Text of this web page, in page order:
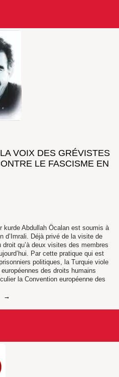
VOIX DES GRÉVISTES
LE FASCISME EN
kurde Abdullah Öcalan est soumis à
d’Imrali. Déjà privé de la visite de
qu’à deux visites des membres
Par cette pratique qui est
politiques, la Turquie viole
des droits humains
la Convention européenne des